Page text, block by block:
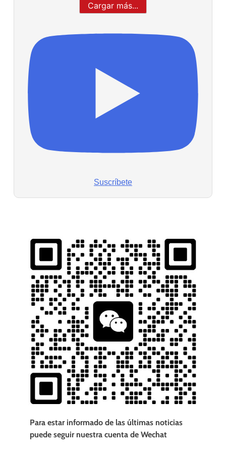
Cargar más...
Suscríbete
Para estar informado de las últimas noticias
puede seguir nuestra cuenta de Wechat